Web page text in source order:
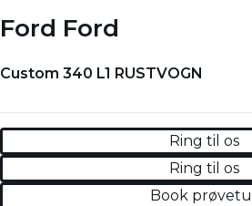
Ford Ford
Custom 340 L1 RUSTVOGN
Ring til os
Ring til os
Book